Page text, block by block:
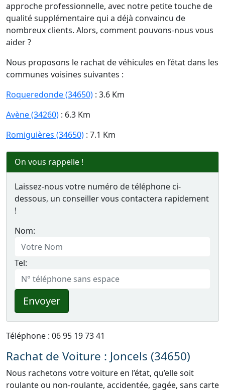
approche professionnelle, avec notre petite touche de
qualité supplémentaire qui a déjà convaincu de
nombreux clients. Alors, comment pouvons-nous vous
aider ?
Nous proposons le rachat de véhicules en l’état dans les
communes voisines suivantes :
Roqueredonde (34650) : 3.6 Km
Avène (34260) : 6.3 Km
Romiguières (34650) : 7.1 Km
On vous rappelle !
Laissez-nous votre numéro de téléphone ci-
dessous, un conseiller vous contactera rapidement
!
Nom:
Tel:
Envoyer
Téléphone : 06 95 19 73 41
Rachat de Voiture : Joncels (34650)
Nous rachetons votre voiture en l’état, qu’elle soit
roulante ou non-roulante, accidentée, gagée, sans carte